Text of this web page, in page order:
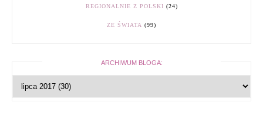
REGIONALNIE Z POLSKI (24)
ZE ŚWIATA (99)
ARCHIWUM BLOGA: